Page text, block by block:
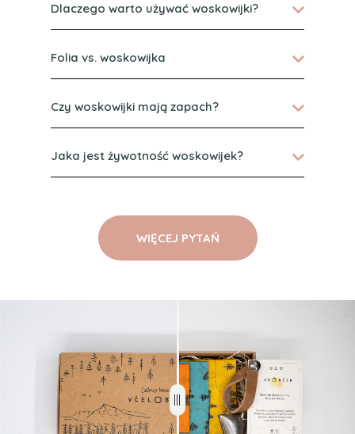
Dlaczego warto używać woskowijki?
Folia vs. woskowijka
Czy woskowijki mają zapach?
Jaka jest żywotność woskowijek?
WIĘCEJ PYTAŃ